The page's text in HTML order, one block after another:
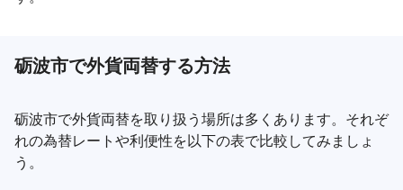
砺波市で外貨両替する方法
砺波市で外貨両替を取り扱う場所は多くあります。それぞ
れの為替レートや利便性を以下の表で比較してみましょ
う。